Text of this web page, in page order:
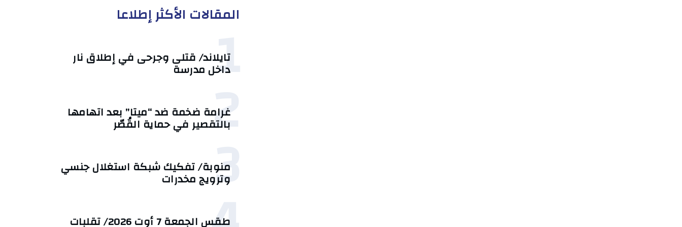
المقالات الأكثر إطلاعا
1
تايلاند/ قتلى وجرحى في إطلاق نار
داخل مدرسة
2
غرامة ضخمة ضد “ميتا” بعد اتهامها
بالتقصير في حماية القُصّر
3
منوبة/ تفكيك شبكة استغلال جنسي
وترويج مخدرات
طقس الجمعة 7 أوت 2026/ تقلبات